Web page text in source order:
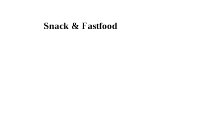
Snack & Fastfood